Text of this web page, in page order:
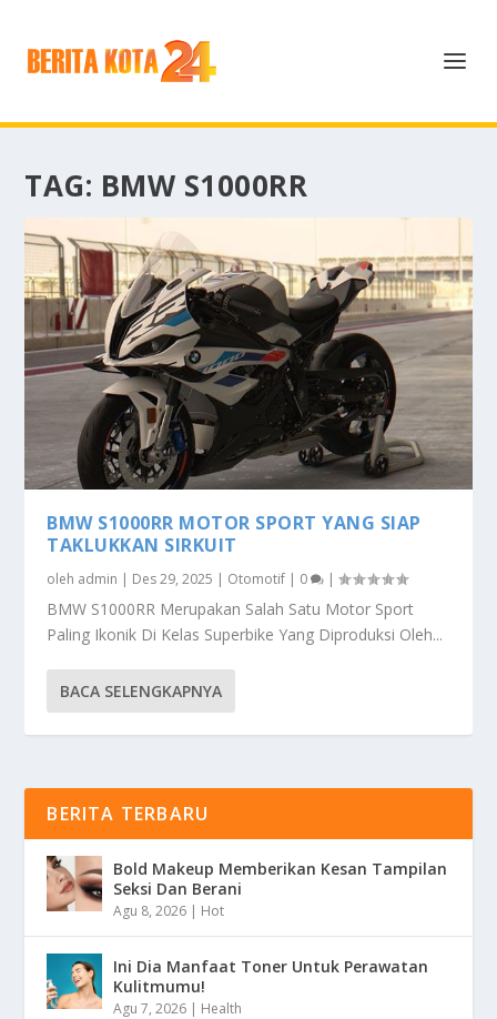
TAG: BMW S1000RR
BMW S1000RR MOTOR SPORT YANG SIAP
TAKLUKKAN SIRKUIT
oleh admin | Des 29, 2025 | Otomotif | 0 |
BMW S1000RR Merupakan Salah Satu Motor Sport
Paling Ikonik Di Kelas Superbike Yang Diproduksi Oleh...
BACA SELENGKAPNYA
BERITA TERBARU
Bold Makeup Memberikan Kesan Tampilan
Seksi Dan Berani
Agu 8, 2026 | Hot
Ini Dia Manfaat Toner Untuk Perawatan
Kulitmumu!
Agu 7, 2026 | Health